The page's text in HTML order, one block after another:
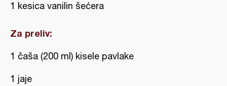
1 kesica vanilin šećera
Za preliv:
1 čaša (200 ml) kisele pavlake
1 jaje